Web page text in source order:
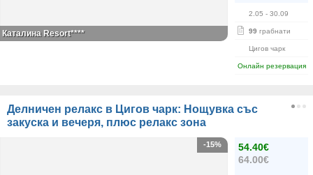
2.05 - 30.09
99 грабнати
Цигов чарк
Онлайн резервация
Каталина Resort****
Делничен релакс в Цигов чарк: Нощувка със
закуска и вечеря, плюс релакс зона
54.40€
64.00€
-15%